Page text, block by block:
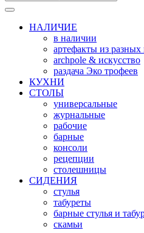
НАЛИЧИЕ
в наличии
артефакты из
archpole & искусство
раздача Эко трофеев
КУХНИ
СТОЛЫ
универсальные
журнальные
рабочие
барные
консоли
рецепции
столешницы
СИДЕНИЯ
стулья
табуреты
барные стулья и
скамьи